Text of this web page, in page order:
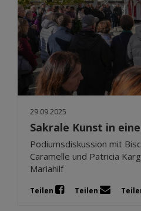
29.09.2025
Sakrale Kunst in
Podiumsdiskussion mit
Caramelle und Patricia
Mariahilf
Teilen Teilen